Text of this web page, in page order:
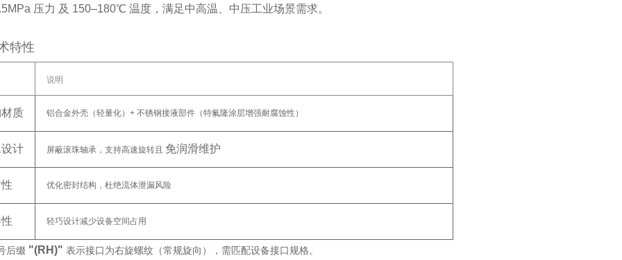
压力 ‌ 及 ‌ 150–180℃ 温度 ‌，满足中高温、中压工业场景需求。
性
说明
质 铝合金外壳（轻量化）+ 不锈钢接液部件（特氟隆涂层增强耐腐蚀性）
计 屏蔽滚珠轴承，支持高速旋转且 ‌ 免润滑维护
优化密封结构，杜绝流体泄漏风险
轻巧设计减少设备空间占用
后缀 "(RH)" ‌ 表示接口为右旋螺纹（常规旋向），需匹配设备接口规格。